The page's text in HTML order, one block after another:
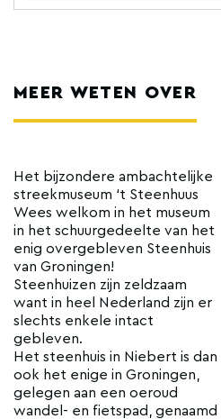
MEER WETEN OVER
Het bijzondere ambachtelijke
streekmuseum ‘t Steenhuus
Wees welkom in het museum
in het schuurgedeelte van het
enig overgebleven Steenhuis
van Groningen!
Steenhuizen zijn zeldzaam
want in heel Nederland zijn er
slechts enkele intact
gebleven.
Het steenhuis in Niebert is dan
ook het enige in Groningen,
gelegen aan een oeroud
wandel- en fietspad, genaamd